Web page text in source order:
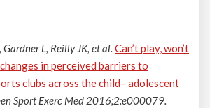
L, Reilly JK, et al. Can’t play, won’t
in perceived barriers to
clubs across the child– adolescent
Sport Exerc Med 2016;2:e000079.